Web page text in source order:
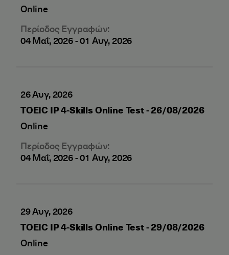
Online
Περίοδος Εγγραφών:
04 Μαΐ, 2026-01 Αυγ, 2026
26 Αυγ, 2026
TOEIC IP 4-Skills Online Test - 26/08/2026
Online
Περίοδος Εγγραφών:
04 Μαΐ, 2026-01 Αυγ, 2026
29 Αυγ, 2026
TOEIC IP 4-Skills Online Test - 29/08/2026
Online